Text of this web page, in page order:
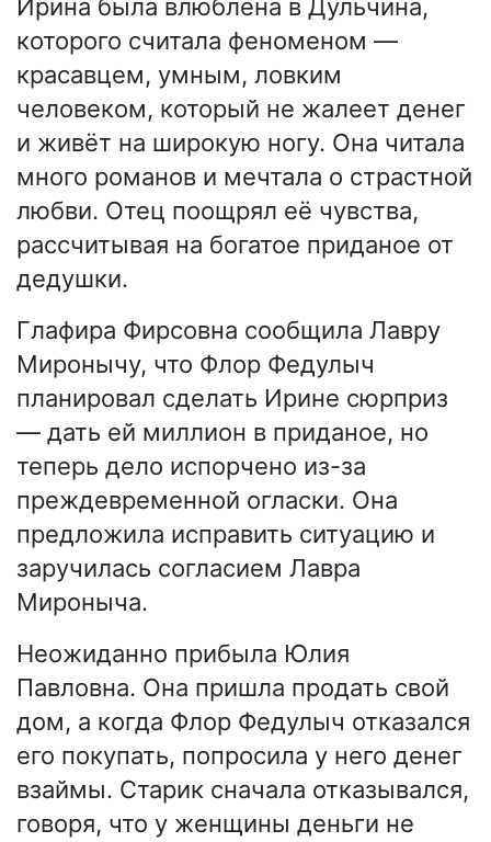
Ирина была влюблена в Дульчина,
которого считала феноменом —
красавцем, умным, ловким
человеком, который не жалеет денег
и живёт на широкую ногу. Она читала
много романов и мечтала о страстной
любви. Отец поощрял её чувства,
рассчитывая на богатое приданое от
дедушки.
Глафира Фирсовна сообщила Лавру
Миронычу, что Флор Федулыч
планировал сделать Ирине сюрприз
— дать ей миллион в приданое, но
теперь дело испорчено из-за
преждевременной огласки. Она
предложила исправить ситуацию и
заручилась согласием Лавра
Мироныча.
Неожиданно прибыла Юлия
Павловна. Она пришла продать свой
дом, а когда Флор Федулыч отказался
его покупать, попросила у него денег
взаймы. Старик сначала отказывался,
говоря, что у женщины деньги не